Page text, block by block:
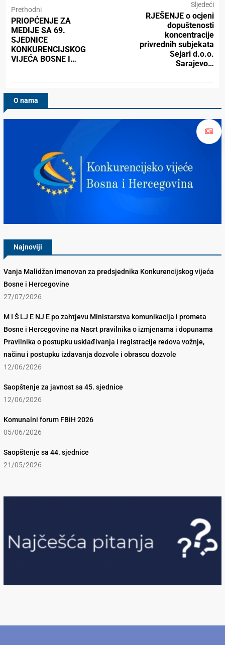
Prethodni
PRIOPĆENJE ZA
MEDIJE SA 69.
SJEDNICE
KONKURENCIJSKOG
VIJEĆA BOSNE I…
Sljedeći
RJEŠENJE o ocjeni
dopuštenosti
koncentracije
privrednih subjekata
Sejari d.o.o.
Sarajevo…
O nama
Najnoviji
Vanja Malidžan imenovan za predsjednika Konkurencijskog vijeća
Bosne i Hercegovine
27/07/2026
M I Š LJ E NJ E po zahtjevu Ministarstva komunikacija i prometa
Bosne i Hercegovine na Nacrt pravilnika o izmjenama i dopunama
Pravilnika o postupku usklađivanja i registracije redova vožnje,
načinu i postupku izdavanja dozvole i obrascu dozvole
12/06/2026
Saopštenje za javnost sa 45. sjednice
12/06/2026
Komunalni forum FBiH 2026
05/06/2026
Saopštenje sa 44. sjednice
21/05/2026